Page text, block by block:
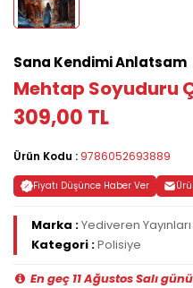
Sana Kendimi Anlatsam
Mehtap Soyuduru
309,00 TL
Ürün Kodu : 9786052693889
Fiyatı Düşünce Haber Ver
Marka :Yediveren Yayınları
Kategori :Polisiye
En geç 11 Ağustos Salı